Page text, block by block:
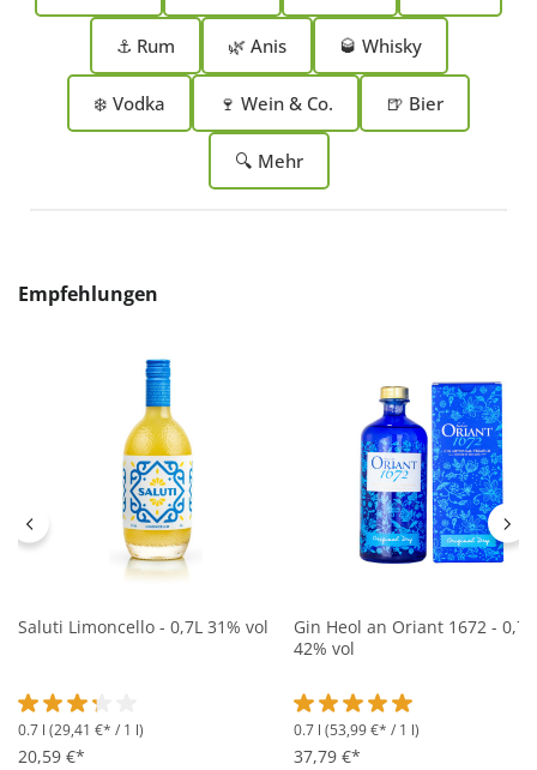
⚓ Rum 🌿 Anis 🥃 Whisky
❄️ Vodka 🍷 Wein & Co. 🍺 Bier
🔍 Mehr
Produktgalerie überspringen
Empfehlungen
Saluti Limoncello - 0,7L 31% vol
Durchschnittliche Bewertung von 3.2 von 5 Sternen
0.7 l (29,41 €* / 1 l)
20,59 €*
Gin Heol an Oriant 1672 - 0,7L
42% vol
Durchschnittliche
0.7 l (53,99 €* / 1 l)
37,79 €*